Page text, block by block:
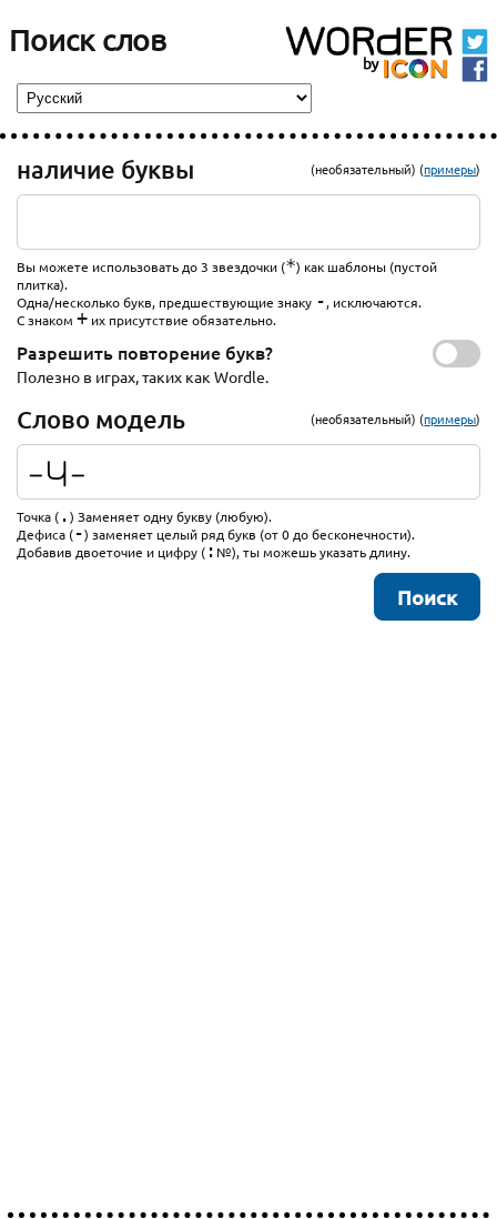
Поиск слов
наличие буквы (необязательный) (примеры)
Вы можете использовать до 3 звездочки (*) как шаблоны (пустой
плитка).
Одна/несколько букв, предшествующие знаку -, исключаются.
С знаком +их присутствие обязательно.
Разрешить повторение букв?
Полезно в играх, таких как Wordle.
Слово модель (необязательный) (примеры)
Точка (.) Заменяет одну букву (любую).
Дефиса (-) заменяет целый ряд букв (от 0 до бесконечности).
Добавив двоеточие и цифру (: №), ты можешь указать длину.